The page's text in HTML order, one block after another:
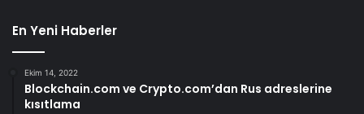
En Yeni Haberler
Ekim 14, 2022
Blockchain.com ve Crypto.com’dan Rus adreslerine
kısıtlama